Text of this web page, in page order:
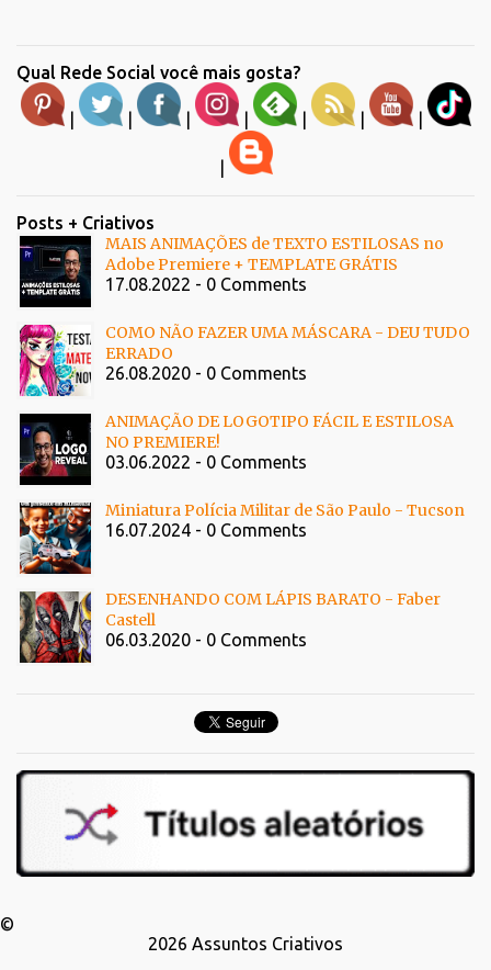
Qual Rede Social você mais gosta?
| | | | | | |
Posts + Criativos
MAIS ANIMAÇÕES de TEXTO ESTILOSAS no
Adobe Premiere + TEMPLATE GRÁTIS
17.08.2022 - 0 Comments
COMO NÃO FAZER UMA MÁSCARA - DEU TUDO
ERRADO
26.08.2020 - 0 Comments
ANIMAÇÃO DE LOGOTIPO FÁCIL E ESTILOSA
NO PREMIERE!
03.06.2022 - 0 Comments
Miniatura Polícia Militar de São Paulo - Tucson
16.07.2024 - 0 Comments
DESENHANDO COM LÁPIS BARATO - Faber
Castell
06.03.2020 - 0 Comments
©
2026 Assuntos Criativos